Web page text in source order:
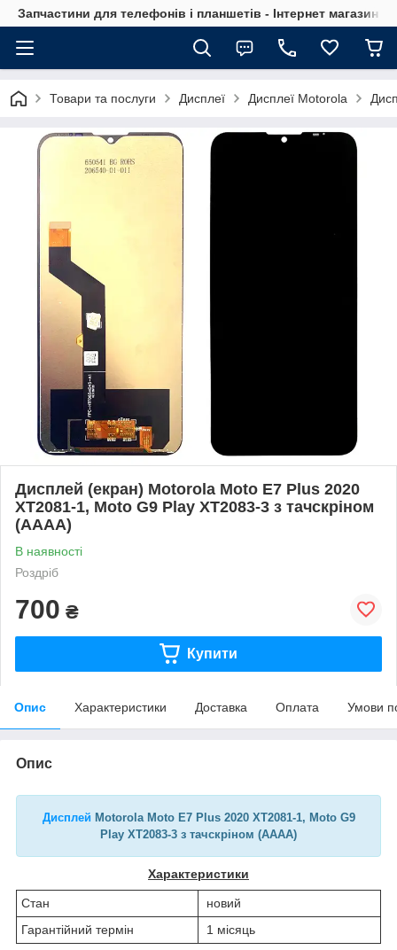
Запчастини для телефонів і планшетів - Інтернет магазин
Товари та послуги Дисплеї Дисплеї Motorola
Дисплей (екран) Motorola Moto E7 Plus 2020
XT2081-1, Moto G9 Play XT2083-3 з тачскріном
(AAAA)
В наявності
Роздріб
700 ₴
Купити
Опис Характеристики Доставка Оплата Умови
Опис
Дисплей Motorola Moto E7 Plus 2020 XT2081-1, Moto G9
Play XT2083-3 з тачскріном (AAAA)
Характеристики
Стан
новий
Гарантійний термін
1 місяць